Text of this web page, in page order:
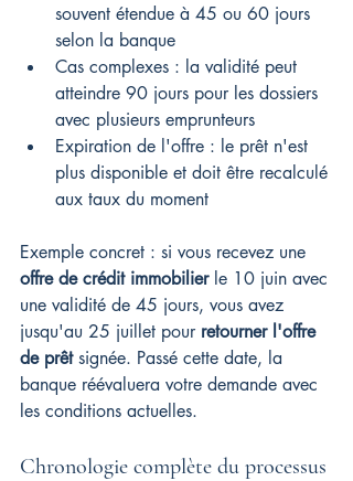
souvent étendue à 45 ou 60 jours
selon la banque
Cas complexes : la validité peut
atteindre 90 jours pour les dossiers
avec plusieurs emprunteurs
Expiration de l'offre : le prêt n'est
plus disponible et doit être recalculé
aux taux du moment
Exemple concret : si vous recevez une
offre de crédit immobilier le 10 juin avec
une validité de 45 jours, vous avez
jusqu'au 25 juillet pour retourner l'offre
de prêt signée. Passé cette date, la
banque réévaluera votre demande avec
les conditions actuelles.
Chronologie complète du processus